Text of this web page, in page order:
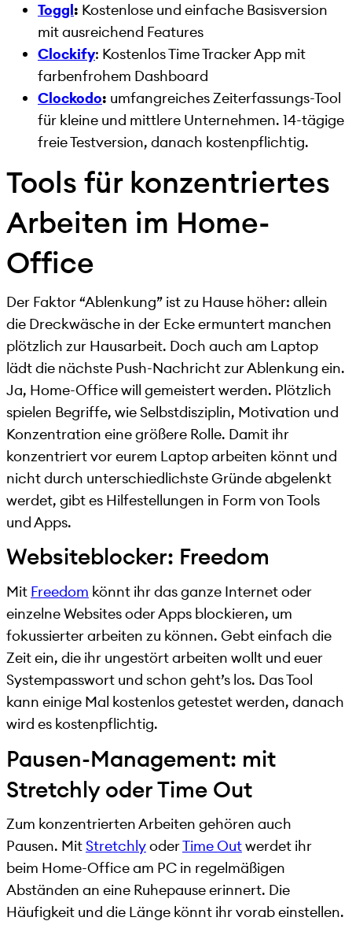
Toggl: Kostenlose und einfache Basisversion
mit ausreichend Features
Clockify: Kostenlos Time Tracker App mit
farbenfrohem Dashboard
Clockodo: umfangreiches Zeiterfassungs-Tool
für kleine und mittlere Unternehmen. 14-tägige
freie Testversion, danach kostenpflichtig.
Tools für konzentriertes
Arbeiten im Home-
Office
Der Faktor “Ablenkung” ist zu Hause höher: allein
die Dreckwäsche in der Ecke ermuntert manchen
plötzlich zur Hausarbeit. Doch auch am Laptop
lädt die nächste Push-Nachricht zur Ablenkung ein.
Ja, Home-Office will gemeistert werden. Plötzlich
spielen Begriffe, wie Selbstdisziplin, Motivation und
Konzentration eine größere Rolle. Damit ihr
konzentriert vor eurem Laptop arbeiten könnt und
nicht durch unterschiedlichste Gründe abgelenkt
werdet, gibt es Hilfestellungen in Form von Tools
und Apps.
Websiteblocker: Freedom
Mit Freedom könnt ihr das ganze Internet oder
einzelne Websites oder Apps blockieren, um
fokussierter arbeiten zu können. Gebt einfach die
Zeit ein, die ihr ungestört arbeiten wollt und euer
Systempasswort und schon geht’s los. Das Tool
kann einige Mal kostenlos getestet werden, danach
wird es kostenpflichtig.
Pausen-Management: mit
Stretchly oder Time Out
Zum konzentrierten Arbeiten gehören auch
Pausen. Mit StretchlyoderTime Outwerdet ihr
beim Home-Office am PC in regelmäßigen
Abständen an eine Ruhepause erinnert. Die
Häufigkeit und die Länge könnt ihr vorab einstellen.